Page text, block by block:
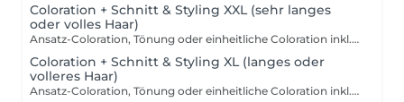
Coloration + Schnitt & Styling XXL (sehr langes
oder volles Haar)
Ansatz-Coloration, Tönung oder einheitliche Coloration inkl. Schnitt und Föhnen – geeignet für sehr langes oder besonders volles Haar. Ideal zur Ansatzbehandlung, Farbauffrischung oder Grauhaarabdeckung. Möchtest du zusätzlich deine Längen und Spitzen auffrischen, empfehlen wir dir, ein Glossing dazuzubuchen, um mehr Glanz und Frische ins Haar zu bringen. Wichtig: Dieses Paket beinhaltet keine Strähnen, Highlights oder Balayage. Solltest du heller werden oder mehr Dimension im Haar wünschen, buche bitte eine entsprechende Strähnen- oder Balayage-Behandlung. Eine gleichmäßige Hellerfärbung ohne Strähnen ist nur in Ausnahmefällen möglich und erfordert eine vorherige Rücksprache mit unserem Team (nur bei unbehandeltem Naturhaar). Der Preis kann je nach Materialverbrauch und individuellem Aufwand variieren (z. B. bei längeren Ansätzen oder höherem Farbbedarf), damit wir dein Ergebnis in gewohnter Qualität umsetzen können.
Coloration + Schnitt & Styling XL (langes oder
volleres Haar)
Ansatz-Coloration, Tönung oder einheitliche Coloration inkl. Schnitt und Föhnen – geeignet für längeres oder volleres Haar. Ideal zur Ansatzbehandlung, Farbauffrischung oder Grauhaarabdeckung. Möchtest du zusätzlich deine Längen und Spitzen auffrischen, empfehlen wir dir, ein Glossing dazuzubuchen, um mehr Glanz und Frische ins Haar zu bringen. Wichtig: Dieses Paket beinhaltet keine Strähnen, Highlights oder Balayage. Solltest du heller werden oder mehr Dimension im Haar wünschen, buche bitte eine entsprechende Strähnen- oder Balayage-Behandlung. Eine gleichmäßige Hellerfärbung ohne Strähnen ist nur in Ausnahmefällen möglich und erfordert eine vorherige Rücksprache mit unserem Team (nur bei unbehandeltem Naturhaar). Der Preis kann je nach Materialverbrauch und individuellem Aufwand variieren (z. B. bei längeren Ansätzen oder höherem Farbbedarf), damit wir dein Ergebnis in gewohnter Qualität umsetzen können. Bitte beachte: Sollte sich vor Ort herausstellen, dass dein Haar besonders lang oder sehr aufwendig ist, wird das entsprechend passende, nächstgrößere Paket (XXL) berechnet.